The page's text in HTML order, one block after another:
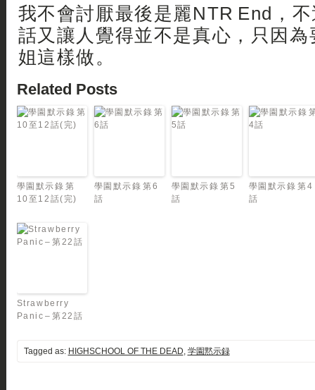
我不會討厭最後是麗NTR End，
話又讓人覺得並不是真心，只因
姐這樣做。
Related Posts
學園默示錄 第
10至12話(完)
學園默示錄 第6
話
學園默示錄 第5
話
學園默示錄 第4
話
Strawberry
Panic – 第22話
Tagged as: HIGHSCHOOL OF THE DEAD, 学園黙示録